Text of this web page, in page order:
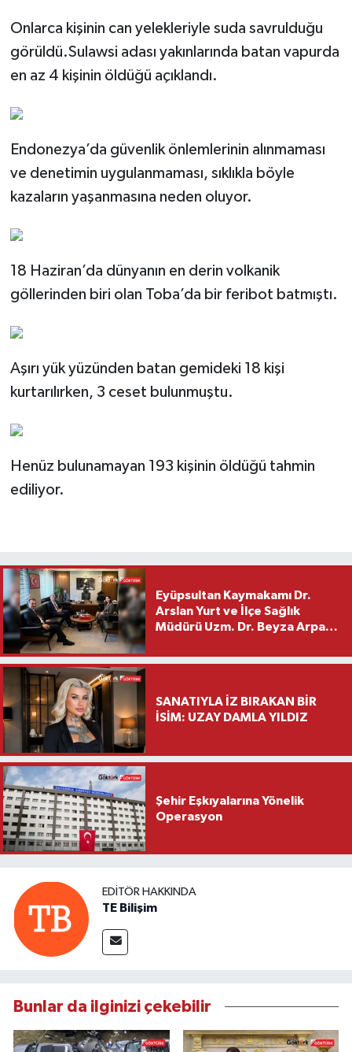
Onlarca kişinin can yelekleriyle suda savrulduğu
görüldü.Sulawsi adası yakınlarında batan vapurda
en az 4 kişinin öldüğü açıklandı.
Endonezya’da güvenlik önlemlerinin alınmaması
ve denetimin uygulanmaması, sıklıkla böyle
kazaların yaşanmasına neden oluyor.
18 Haziran’da dünyanın en derin volkanik
göllerinden biri olan Toba’da bir feribot batmıştı.
Aşırı yük yüzünden batan gemideki 18 kişi
kurtarılırken, 3 ceset bulunmuştu.
Henüz bulunamayan 193 kişinin öldüğü tahmin
ediliyor.
Eyüpsultan Kaymakamı Dr.
Arslan Yurt ve İlçe Sağlık
Müdürü Uzm. Dr. Beyza Arpacı
Ziyareti
SANATIYLA İZ BIRAKAN BİR
İSİM: UZAY DAMLA YILDIZ
Şehir Eşkıyalarına Yönelik
Operasyon
EDITÖR HAKKINDA
TE Bilişim
Bunlar da ilginizi çekebilir